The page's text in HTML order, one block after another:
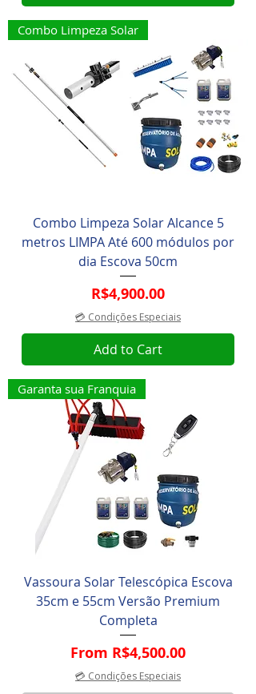
Combo Limpeza Solar
Combo Limpeza Solar Alcance 5
metros LIMPA Até 600 módulos por
dia Escova 50cm
Price
R$4,900.00
💳 Condições Especiais
Add to Cart
Garanta sua Franquia
Vassoura Solar Telescópica Escova
35cm e 55cm Versão Premium
Completa
From R$4,500.00
Sale Price
💳 Condições Especiais